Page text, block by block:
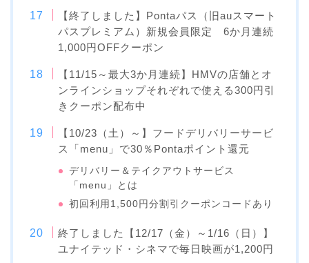
【終了しました】Pontaパス（旧auスマート
パスプレミアム）新規会員限定 6か月連続
1,000円OFFクーポン
【11/15～最大3か月連続】HMVの店舗とオ
ンラインショップそれぞれで使える300円引
きクーポン配布中
【10/23（土）～】フードデリバリーサービ
ス「menu」で30％Pontaポイント還元
デリバリー＆テイクアウトサービス
「menu」とは
初回利用1,500円分割引クーポンコードあり
終了しました【12/17（金）～1/16（日）】
ユナイテッド・シネマで毎日映画が1,200円